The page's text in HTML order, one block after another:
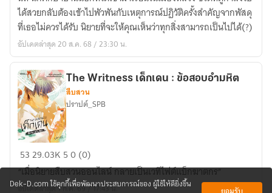
ได้สวยกลับต้องเข้าไปพัวพันกับเหตุการณ์ปฏิวัติครั้งสำคัญจากพัสดุ
ที่เธอไม่ควรได้รับ นิยายที่จะให้คุณเห็นว่าทุกสิ่งสามารถเป็นไปได้(?)
อัปเดตล่าสุด 20 ส.ค. 68 / 23:30 น.
The
Writness
เด็ก
The Writness เด็กเดน : ข้อสอบอำมหิต
สืบสวน
ปราปต์_SPB
5329.03K 50 (0)
“เมื่อนิยายสืบสวนออนไลน์ กลายเป็นเวทีไฟต์แบ็กฆาตกร”
อัปเดตล่าสุด 1 ก.ค. 69 / 17:43 น.
Dek-D.com ใช้คุกกี้เพื่อพัฒนาประสบการณ์ของ ผู้ใช้ให้ดียิ่งขึ้น